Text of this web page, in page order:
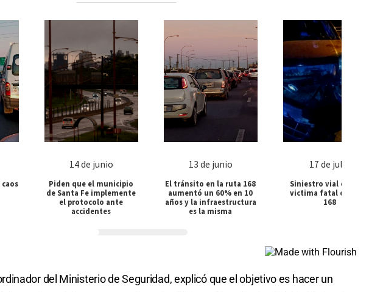
del Ministerio de Seguridad, explicó que el objetivo es hacer un